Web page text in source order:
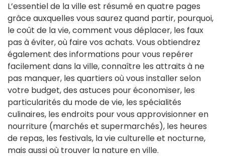
L’essentiel de la ville est résumé en quatre pages
grâce auxquelles vous saurez quand partir, pourquoi,
le coût de la vie, comment vous déplacer, les faux
pas à éviter, où faire vos achats. Vous obtiendrez
également des informations pour vous repérer
facilement dans la ville, connaître les attraits à ne
pas manquer, les quartiers où vous installer selon
votre budget, des astuces pour économiser, les
particularités du mode de vie, les spécialités
culinaires, les endroits pour vous approvisionner en
nourriture (marchés et supermarchés), les heures
de repas, les festivals, la vie culturelle et nocturne,
mais aussi où trouver la nature en ville.